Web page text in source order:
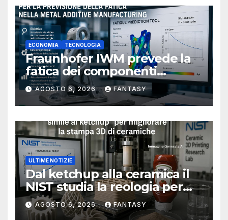
ECONOMIA TECNOLOGIA
Fraunhofer IWM prevede la
fatica dei componenti
metallici stampati in 3D
AGOSTO 6, 2026 FANTASY
ULTIME NOTIZIE
Dal ketchup alla ceramica il
NIST studia la reologia per
rendere più affidabile la
stampa 3D
AGOSTO 6, 2026 FANTASY